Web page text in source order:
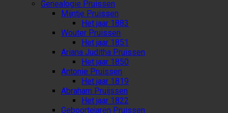
Genealogie Pruissen
Mijntje Pruissen
Het jaar 1883
Wouter Pruissen
Het jaar 1851
Ariana Juditha Pruissen
Het jaar 1850
Antonie Pruissen
Het jaar 1819
Abraham Pruijssen
Het jaar 1822
Geboortejaren Pruissen